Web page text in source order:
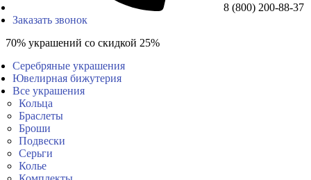
8 (800) 200-88-37
Заказать звонок
70% украшений со скидкой 25%
Серебряные украшения
Ювелирная бижутерия
Все украшения
Кольца
Браслеты
Броши
Подвески
Серьги
Колье